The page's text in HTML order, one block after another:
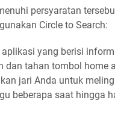
persyaratan
Circle to Search:
aplikasi yang berisi
dan tahan tombol home
jari Anda untuk
beberapa saat hingga